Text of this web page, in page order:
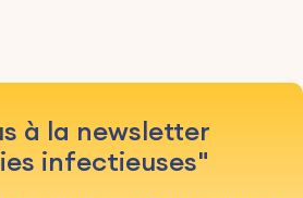
à la newsletter
infectieuses"